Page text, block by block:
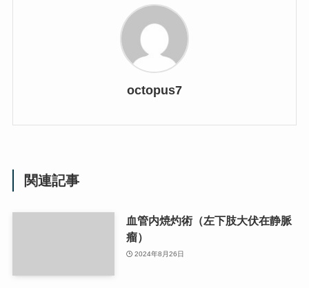
octopus7
関連記事
血管内焼灼術（左下肢大伏在静脈
瘤）
2024年8月26日